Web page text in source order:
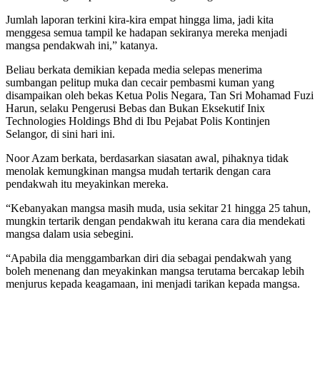
Jumlah laporan terkini kira-kira empat hingga lima, jadi kita
menggesa semua tampil ke hadapan sekiranya mereka menjadi
mangsa pendakwah ini,” katanya.
Beliau berkata demikian kepada media selepas menerima
sumbangan pelitup muka dan cecair pembasmi kuman yang
disampaikan oleh bekas Ketua Polis Negara, Tan Sri Mohamad Fuzi
Harun, selaku Pengerusi Bebas dan Bukan Eksekutif Inix
Technologies Holdings Bhd di Ibu Pejabat Polis Kontinjen
Selangor, di sini hari ini.
Noor Azam berkata, berdasarkan siasatan awal, pihaknya tidak
menolak kemungkinan mangsa mudah tertarik dengan cara
pendakwah itu meyakinkan mereka.
“Kebanyakan mangsa masih muda, usia sekitar 21 hingga 25 tahun,
mungkin tertarik dengan pendakwah itu kerana cara dia mendekati
mangsa dalam usia sebegini.
“Apabila dia menggambarkan diri dia sebagai pendakwah yang
boleh menenang dan meyakinkan mangsa terutama bercakap lebih
menjurus kepada keagamaan, ini menjadi tarikan kepada mangsa.